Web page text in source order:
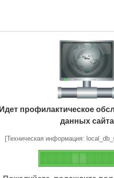
Идет профилактическое
данных сайта
[Техническая информация: